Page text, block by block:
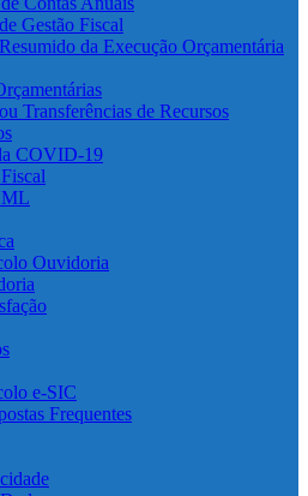
Gestão Fiscal
da Execução Orçamentária
Transferências de Recursos
COVID-19
Ouvidoria
e-SIC
Frequentes